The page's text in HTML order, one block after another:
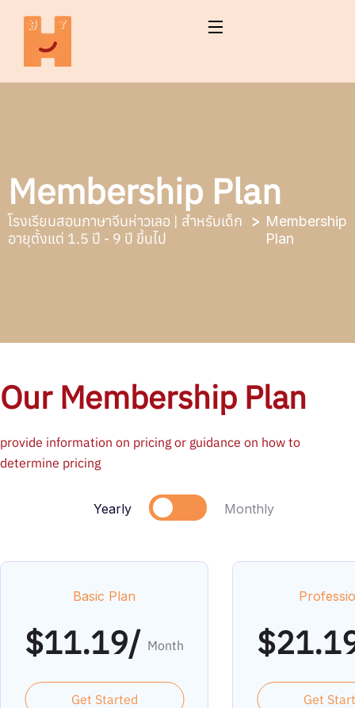
Membership Plan
โรงเรียนสอนภาษาจีนห่าวเลอ | สำหรับเด็ก
อายุตั้งแต่ 1.5 ปี - 9 ปี ขึ้นไป
Membership
Plan
Our Membership Plan
provide information on pricing or guidance on how to
determine pricing
Monthly
Yearly
Basic Plan
$11.19/ Month
Get Started
$
Get